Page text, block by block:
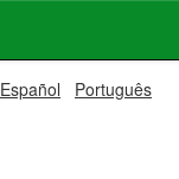
Español Português